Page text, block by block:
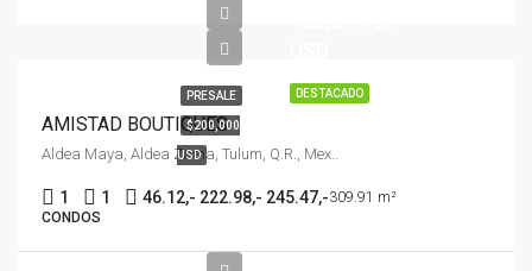
DESTACADO
PRESALE
$200,000
USD
AMISTAD BOUTIQUES
Aldea Maya, Aldea Zama, Tulum, Q.R., Mex..
1 1 46.12,- 222.98,- 245.47,-309.91 m²
CONDOS